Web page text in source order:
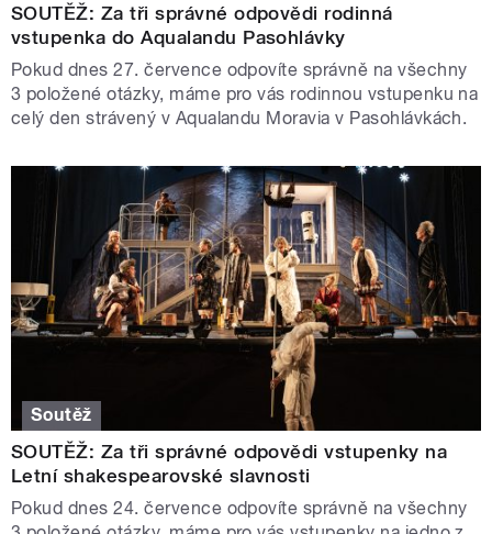
SOUTĚŽ: Za tři správné odpovědi rodinná
vstupenka do Aqualandu Pasohlávky
Pokud dnes 27. července odpovíte správně na všechny
3 položené otázky, máme pro vás rodinnou vstupenku na
celý den strávený v Aqualandu Moravia v Pasohlávkách.
Soutěž
SOUTĚŽ: Za tři správné odpovědi vstupenky na
Letní shakespearovské slavnosti
Pokud dnes 24. července odpovíte správně na všechny